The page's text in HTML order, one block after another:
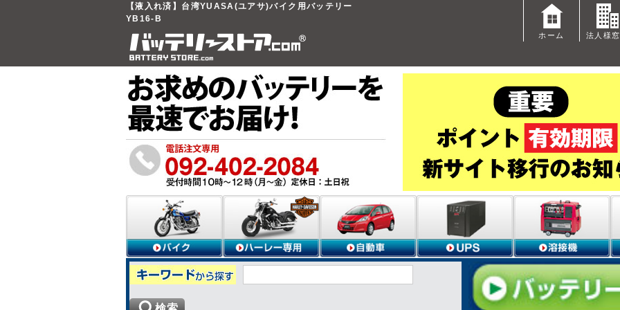
【液入れ済】台湾YUASA(ユアサ)バイク用バッテリー
YB16-B
ホーム 法人様